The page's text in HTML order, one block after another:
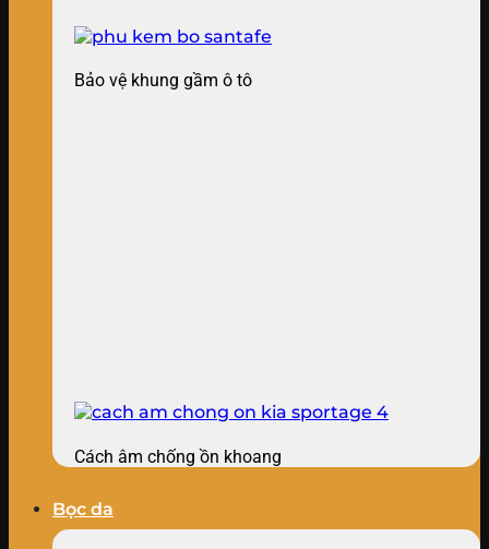
Bảo vệ khung gầm ô tô
Cách âm chống ồn khoang
Bọc da